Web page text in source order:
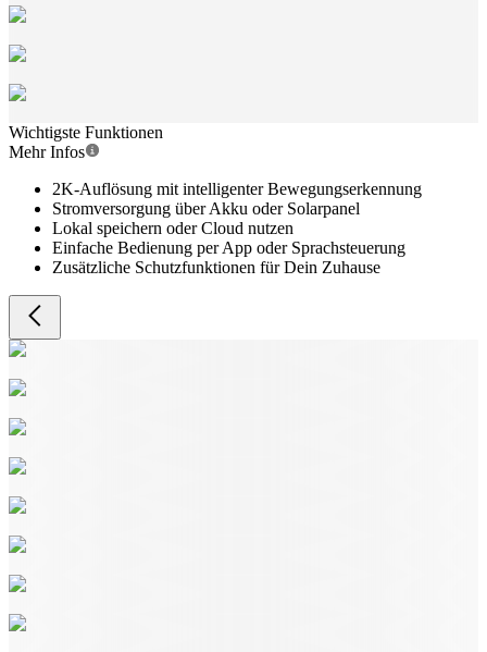
Wichtigste Funktionen
Mehr Infos
2K-Auflösung mit intelligenter Bewegungserkennung
Stromversorgung über Akku oder Solarpanel
Lokal speichern oder Cloud nutzen
Einfache Bedienung per App oder Sprachsteuerung
Zusätzliche Schutzfunktionen für Dein Zuhause